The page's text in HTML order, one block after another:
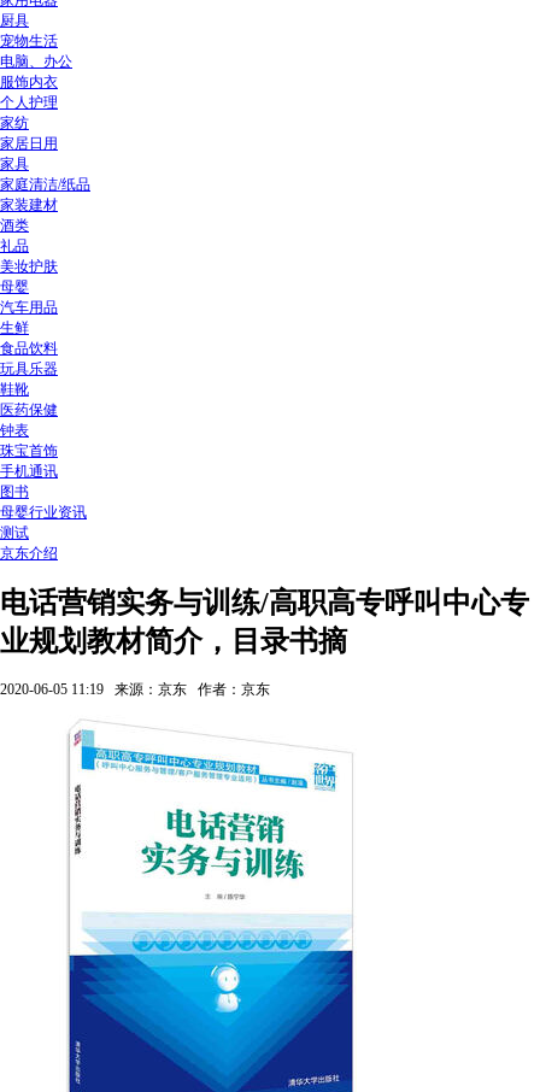
厨具
宠物生活
电脑、办公
服饰内衣
个人护理
家纺
家居日用
家具
家庭清洁/纸品
家装建材
酒类
礼品
美妆护肤
母婴
汽车用品
生鲜
食品饮料
玩具乐器
鞋靴
医药保健
钟表
珠宝首饰
手机通讯
图书
母婴行业资讯
测试
京东介绍
电话营销实务与训练/高职高专呼叫中心专
业规划教材简介，目录书摘
2020-06-05 11:19 来源：京东 作者：京东